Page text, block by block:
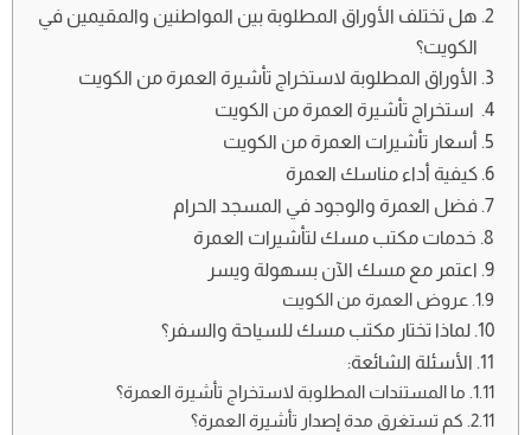
هل تختلف الأوراق المطلوبة بين المواطنين والمقيمين في
الكويت؟
الأوراق المطلوبة لاستخراج تأشيرة العمرة من الكويت
استخراج تأشيرة العمرة من الكويت
أسعار تأشيرات العمرة من الكويت
كيفية أداء مناسك العمرة
فضل العمرة والوجود في المسجد الحرام
خدمات مكتب مسك لتأشيرات العمرة
اعتمر مع مسك الآن بسهولة ويسر
عروض العمرة من الكويت
لماذا تختار مكتب مسك للسياحة والسفر؟
الأسئلة الشائعة:
ما المستندات المطلوبة لاستخراج تأشيرة العمرة؟
كم تستغرق مدة إصدار تأشيرة العمرة؟